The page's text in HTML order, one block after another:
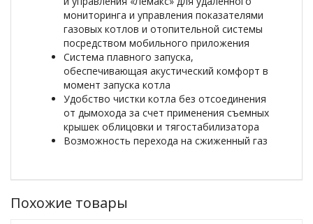
мониторинга и управления показателями
газовых котлов и отопительной системы
посредством мобильного приложения
Система плавного запуска,
обеспечивающая акустический комфорт в
момент запуска котла
Удобство чистки котла без отсоединения
от дымохода за счет применения съемных
крышек облицовки и тягостабилизатора
Возможность перехода на сжиженный газ
Похожие товары